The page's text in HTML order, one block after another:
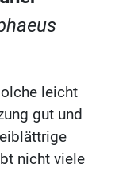
leicht
gut und
nicht viele